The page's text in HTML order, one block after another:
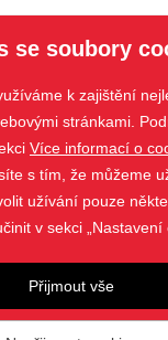
se soubory
k zajištění
stránkami.
Více informací o
s tím, že můžeme
užívání pouze
v sekci „Nastavení
Přijmout vše